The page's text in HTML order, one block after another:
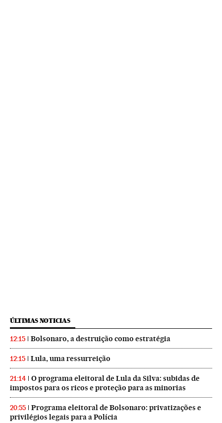
ÚLTIMAS NOTICIAS
12:15 Bolsonaro, a destruição como estratégia
12:15 Lula, uma ressurreição
21:14
O programa eleitoral de Lula da Silva: subidas de
impostos para os ricos e proteção para as minorias
20:55
Programa eleitoral de Bolsonaro: privatizações e
privilégios legais para a Polícia